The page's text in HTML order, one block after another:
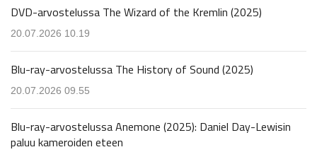
DVD-arvostelussa The Wizard of the Kremlin (2025)
20.07.2026 10.19
Blu-ray-arvostelussa The History of Sound (2025)
20.07.2026 09.55
Blu-ray-arvostelussa Anemone (2025): Daniel Day-Lewisin
paluu kameroiden eteen